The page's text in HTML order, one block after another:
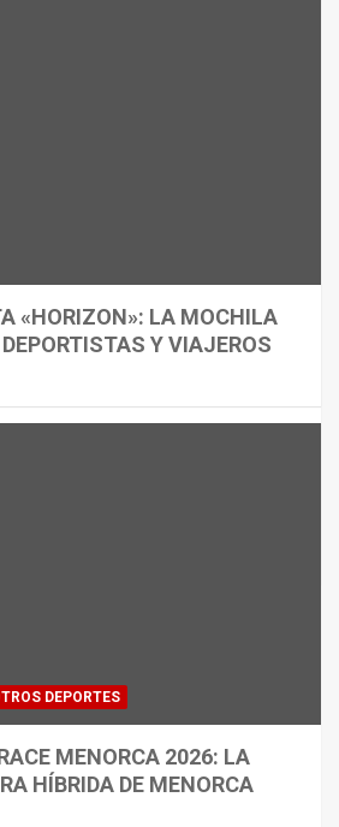
«HORIZON»: LA MOCHILA
Y VIAJEROS
DEPORTES
MENORCA 2026: LA
HÍBRIDA DE MENORCA